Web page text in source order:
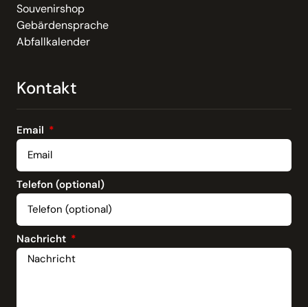
Souvenirshop
Gebärdensprache
Abfallkalender
Kontakt
Email
Telefon (optional)
Nachricht